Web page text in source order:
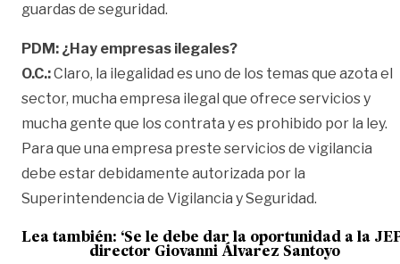
guardas de seguridad.
PDM: ¿Hay empresas ilegales?
O.C.:Claro, la ilegalidad es uno de los temas que azota el
sector, mucha empresa ilegal que ofrece servicios y
mucha gente que los contrata y es prohibido por la ley.
Para que una empresa preste servicios de vigilancia
debe estar debidamente autorizada por la
Superintendencia de Vigilancia y Seguridad.
Lea también: ‘Se le debe dar la oportunidad a la
director Giovanni Álvarez Santoyo